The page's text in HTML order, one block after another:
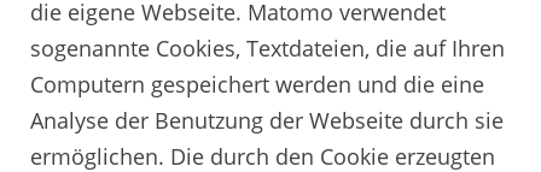
die eigene Webseite. Matomo verwendet
sogenannte Cookies, Textdateien, die auf Ihren
Computern gespeichert werden und die eine
Analyse der Benutzung der Webseite durch sie
ermöglichen. Die durch den Cookie erzeugten